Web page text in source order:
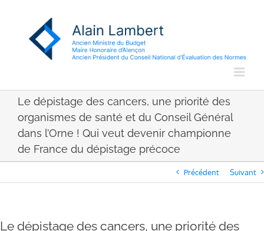
Le dépistage des cancers, une priorité des
organismes de santé et du Conseil Général
dans l’Orne ! Qui veut devenir championne
de France du dépistage précoce
Précédent Suivant
Le dépistage des cancers, une priorité des